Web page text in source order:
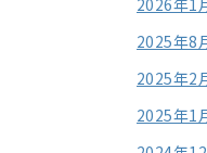
2026年1
2025年8
2025年2
2025年1